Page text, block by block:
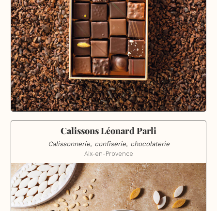
Calissons Léonard Parli
Calissonnerie, confiserie, chocolaterie
Aix-en-Provence